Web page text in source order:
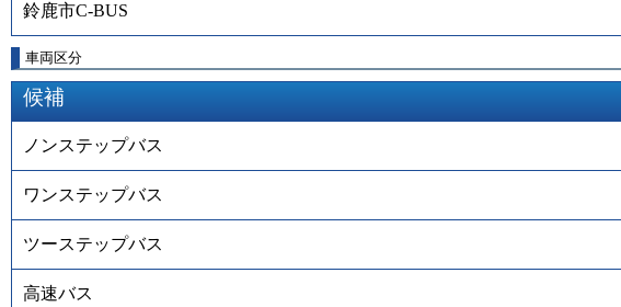
鈴鹿市C-BUS
車両区分
候補
ノンステップバス
ワンステップバス
ツーステップバス
高速バス